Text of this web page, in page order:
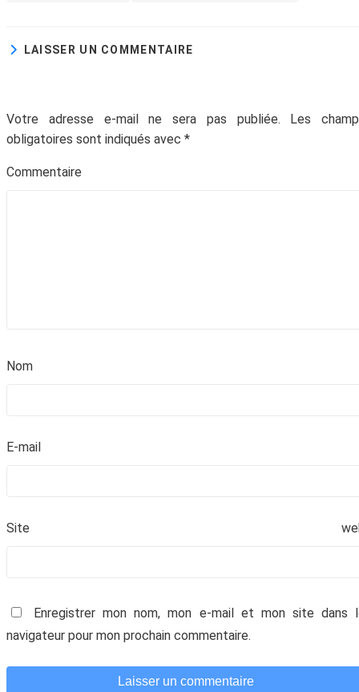
LAISSER UN COMMENTAIRE
Votre adresse e-mail ne sera pas publiée.
Les
obligatoires sont indiqués avec *
Commentaire
Nom
E-mail
Site
Enregistrer mon nom, mon e-mail et mon site dans
navigateur pour mon prochain commentaire.